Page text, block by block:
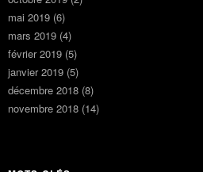
mai 2019 (6)
mars 2019 (4)
février 2019 (5)
janvier 2019 (5)
décembre 2018 (8)
novembre 2018 (14)